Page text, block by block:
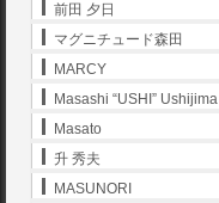
前田 夕日
マグニチュード森田
MARCY
Masashi “USHI” Ushijima
Masato
升 秀夫
MASUNORI